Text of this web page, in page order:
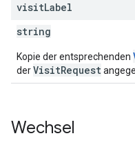
visitLabel
string
Kopie der entsprechenden
derVisitRequest
Wechsel